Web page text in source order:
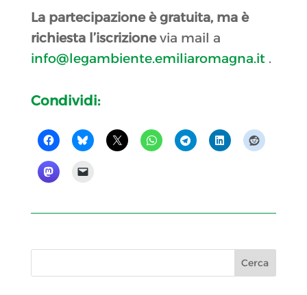
La partecipazione è gratuita, ma è
richiesta l’iscrizionevia mail a
info@legambiente.emiliaromagna.it.
Condividi: